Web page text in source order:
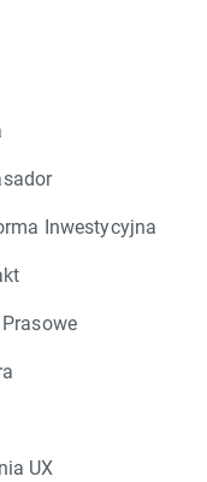
Inwestycyjna
UX